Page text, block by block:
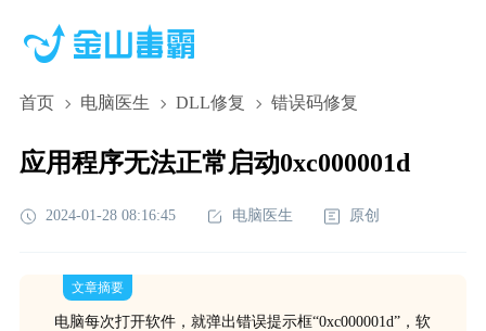
首页 电脑医生 DLL修复 错误码修复
应用程序无法正常启动0xc000001d
2024-01-28 08:16:45 电脑医生 原创
文章摘要
电脑每次打开软件，就弹出错误提示框“0xc000001d”，软